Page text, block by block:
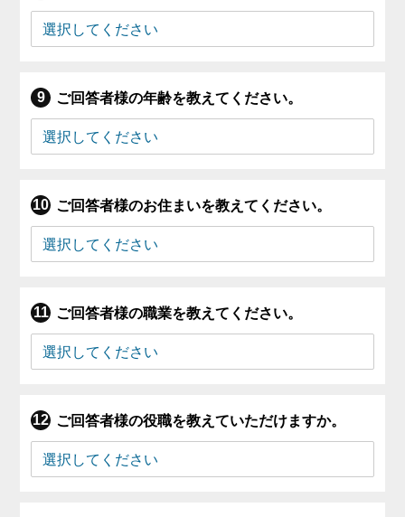
ご回答者様の年齢を教えてください。
ご回答者様のお住まいを教えてください。
ご回答者様の職業を教えてください。
ご回答者様の役職を教えていただけますか。